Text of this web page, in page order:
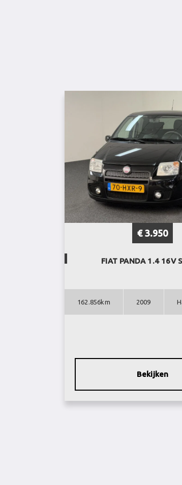
€ 3.950
FIAT PANDA 1.4 16V
162.856km 2009
Bekijken